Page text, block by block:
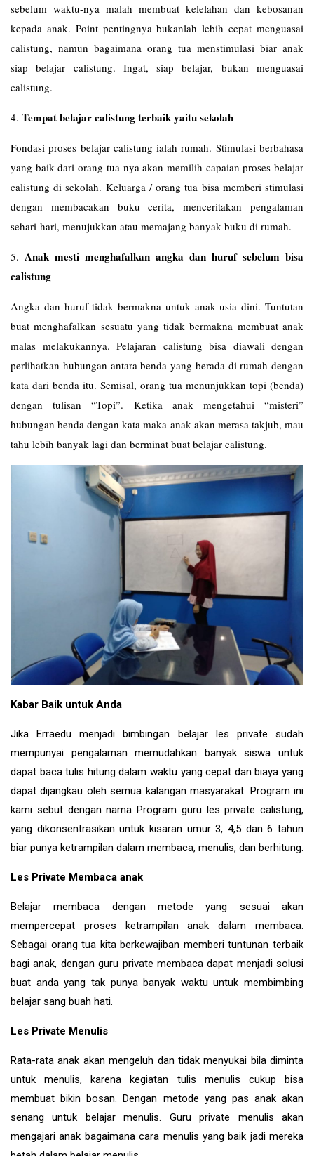
sebelum waktu-nya malah membuat kelelahan dan kebosanan
kepada anak. Point pentingnya bukanlah lebih cepat menguasai
calistung, namun bagaimana orang tua menstimulasi biar anak
siap belajar calistung. Ingat, siap belajar, bukan menguasai
calistung.
4. Tempat belajar calistung terbaik yaitu sekolah
Fondasi proses belajar calistung ialah rumah. Stimulasi berbahasa
yang baik dari orang tua nya akan memilih capaian proses belajar
calistung di sekolah. Keluarga / orang tua bisa memberi stimulasi
dengan membacakan buku cerita, menceritakan pengalaman
sehari-hari, menujukkan atau memajang banyak buku di rumah.
5. Anak mesti menghafalkan angka dan huruf sebelum bisa
calistung
Angka dan huruf tidak bermakna untuk anak usia dini. Tuntutan
buat menghafalkan sesuatu yang tidak bermakna membuat anak
malas melakukannya. Pelajaran calistung bisa diawali dengan
perlihatkan hubungan antara benda yang berada di rumah dengan
kata dari benda itu. Semisal, orang tua menunjukkan topi (benda)
dengan tulisan “Topi”. Ketika anak mengetahui “misteri”
hubungan benda dengan kata maka anak akan merasa takjub, mau
tahu lebih banyak lagi dan berminat buat belajar calistung.
Kabar Baik untuk Anda
Jika Erraedu menjadi bimbingan belajar les private sudah
mempunyai pengalaman memudahkan banyak siswa untuk
dapat baca tulis hitung dalam waktu yang cepat dan biaya yang
dapat dijangkau oleh semua kalangan masyarakat. Program ini
kami sebut dengan nama Program guru les private calistung,
yang dikonsentrasikan untuk kisaran umur 3, 4,5 dan 6 tahun
biar punya ketrampilan dalam membaca, menulis, dan berhitung.
Les Private Membaca anak
Belajar membaca dengan metode yang sesuai akan
mempercepat proses ketrampilan anak dalam membaca.
Sebagai orang tua kita berkewajiban memberi tuntunan terbaik
bagi anak, dengan guru private membaca dapat menjadi solusi
buat anda yang tak punya banyak waktu untuk membimbing
belajar sang buah hati.
Les Private Menulis
Rata-rata anak akan mengeluh dan tidak menyukai bila diminta
untuk menulis, karena kegiatan tulis menulis cukup bisa
membuat bikin bosan. Dengan metode yang pas anak akan
senang untuk belajar menulis. Guru private menulis akan
mengajari anak bagaimana cara menulis yang baik jadi mereka